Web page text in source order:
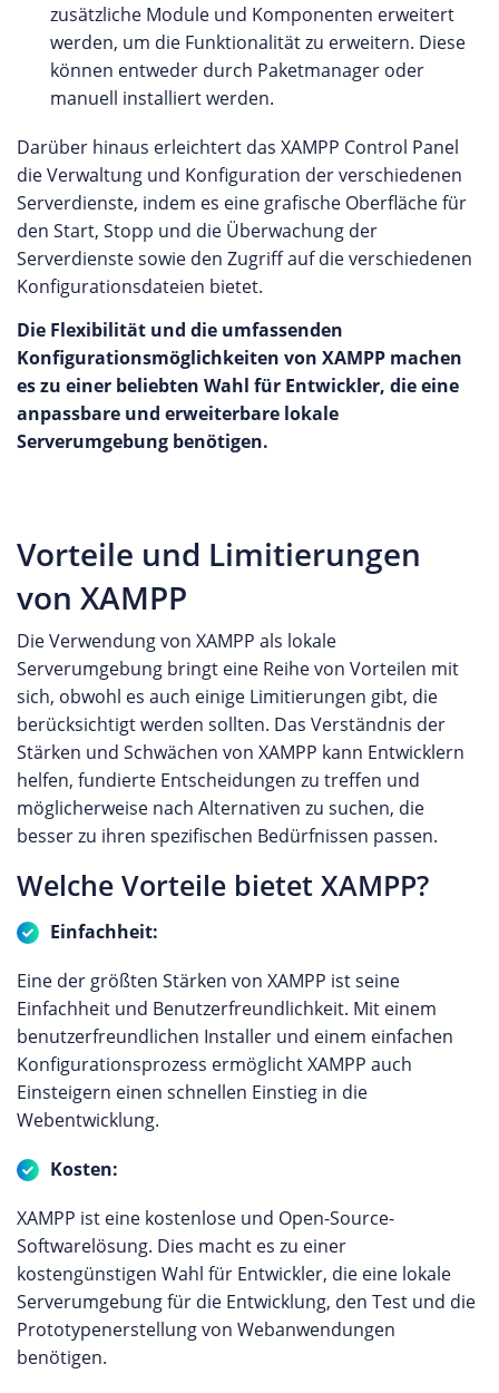
zusätzliche Module und Komponenten erweitert
werden, um die Funktionalität zu erweitern. Diese
können entweder durch Paketmanager oder
manuell installiert werden.
Darüber hinaus erleichtert das XAMPP Control Panel
die Verwaltung und Konfiguration der verschiedenen
Serverdienste, indem es eine grafische Oberfläche für
den Start, Stopp und die Überwachung der
Serverdienste sowie den Zugriff auf die verschiedenen
Konfigurationsdateien bietet.
Die Flexibilität und die umfassenden
Konfigurationsmöglichkeiten von XAMPP machen
es zu einer beliebten Wahl für Entwickler, die eine
anpassbare und erweiterbare lokale
Serverumgebung benötigen.
Vorteile und Limitierungen
von XAMPP
Die Verwendung von XAMPP als lokale
Serverumgebung bringt eine Reihe von Vorteilen mit
sich, obwohl es auch einige Limitierungen gibt, die
berücksichtigt werden sollten. Das Verständnis der
Stärken und Schwächen von XAMPP kann Entwicklern
helfen, fundierte Entscheidungen zu treffen und
möglicherweise nach Alternativen zu suchen, die
besser zu ihren spezifischen Bedürfnissen passen.
Welche Vorteile bietet XAMPP?
Einfachheit:
Eine der größten Stärken von XAMPP ist seine
Einfachheit und Benutzerfreundlichkeit. Mit einem
benutzerfreundlichen Installer und einem einfachen
Konfigurationsprozess ermöglicht XAMPP auch
Einsteigern einen schnellen Einstieg in die
Webentwicklung.
Kosten:
XAMPP ist eine kostenlose und Open-Source-
Softwarelösung. Dies macht es zu einer
kostengünstigen Wahl für Entwickler, die eine lokale
Serverumgebung für die Entwicklung, den Test und die
Prototypenerstellung von Webanwendungen
benötigen.